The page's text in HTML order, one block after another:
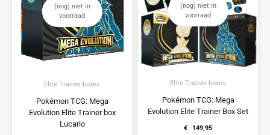
(nog) niet in
voorraad
Elite Trainer boxes
Pokémon TCG: Mega
Evolution Elite Trainer box
Lucario
(nog) niet in
voorraad
Elite Trainer boxes
Pokémon TCG: Mega
Evolution Elite Trainer Box Set
€ 149,95